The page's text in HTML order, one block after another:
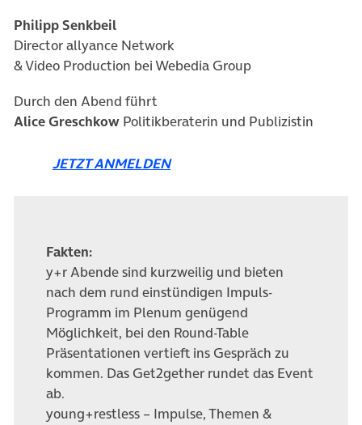
Philipp Senkbeil
Director allyance Network
& Video Production bei Webedia Group
Durch den Abend führt
Alice Greschkow Politikberaterin und Publizistin
JETZT ANMELDEN(öffnet in neuem Tab)
Fakten:
y+r Abende sind kurzweilig und bieten
nach dem rund einstündigen Impuls-
Programm im Plenum genügend
Möglichkeit, bei den Round-Table
Präsentationen vertieft ins Gespräch zu
kommen. Das Get2gether rundet das Event
ab.
young+restless – Impulse, Themen &